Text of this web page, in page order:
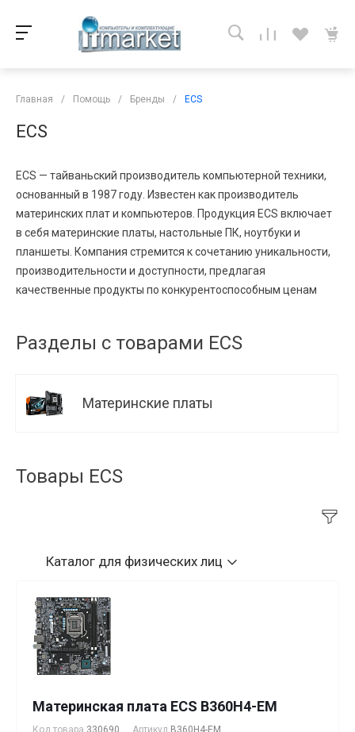
Главная / Помощь / Бренды / ECS
ECS
ECS — тайваньский производитель компьютерной техники,
основанный в 1987 году. Известен как производитель
материнских плат и компьютеров. Продукция ECS включает
в себя материнские платы, настольные ПК, ноутбуки и
планшеты. Компания стремится к сочетанию уникальности,
производительности и доступности, предлагая
качественные продукты по конкурентоспособным ценам
Разделы с товарами ECS
Материнские платы
Товары ECS
Каталог для физических лиц
Материнская плата ECS B360H4-EM
Код товара 330690 Артикул B360H4-EM